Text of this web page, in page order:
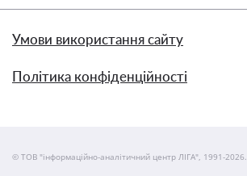
Умови використання сайту
Політика конфіденційності
© ТОВ "інформаційно-аналітичний центр ЛІГА", 1991-2026.